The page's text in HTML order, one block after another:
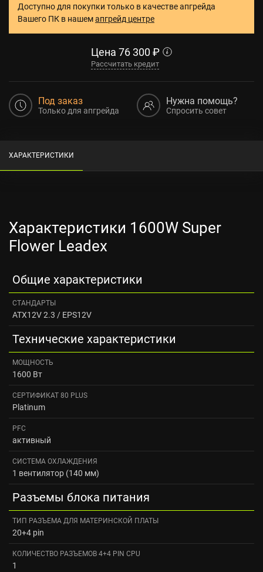
Доступно для покупки только в качестве апгрейда
Вашего ПК в нашемапгрейд центре
Цена 76 300 ₽
Рассчитать кредит
Под заказ
Только для апгрейда
Нужна помощь?
Спросить совет
ХАРАКТЕРИСТИКИ
Характеристики 1600W Super
Flower Leadex
Общие характеристики
СТАНДАРТЫ
ATX12V 2.3 / EPS12V
Технические характеристики
МОЩНОСТЬ
1600 Вт
СЕРТИФИКАТ 80 PLUS
Platinum
PFC
активный
СИСТЕМА ОХЛАЖДЕНИЯ
1 вентилятор (140 мм)
Разъемы блока питания
ТИП РАЗЪЕМА ДЛЯ МАТЕРИНСКОЙ ПЛАТЫ
20+4 pin
КОЛИЧЕСТВО РАЗЪЕМОВ 4+4 PIN CPU
1